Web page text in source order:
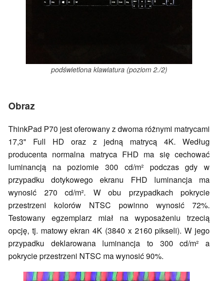
podświetlona klawiatura (poziom 2./2)
Obraz
ThinkPad P70 jest oferowany z dwoma różnymi matrycami
17,3" Full HD oraz z jedną matrycą 4K. Według
producenta normalna matryca FHD ma się cechować
luminancją na poziomie 300 cd/m² podczas gdy w
przypadku dotykowego ekranu FHD luminancja ma
wynosić 270 cd/m². W obu przypadkach pokrycie
przestrzeni kolorów NTSC powinno wynosić 72%.
Testowany egzemplarz miał na wyposażeniu trzecią
opcję, tj. matowy ekran 4K (3840 x 2160 pikseli). W jego
przypadku deklarowana luminancja to 300 cd/m² a
pokrycie przestrzeni NTSC ma wynosić 90%.